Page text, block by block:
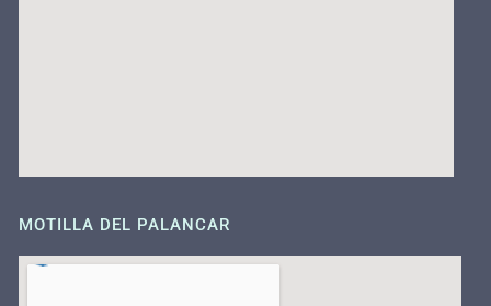
MOTILLA DEL PALANCAR